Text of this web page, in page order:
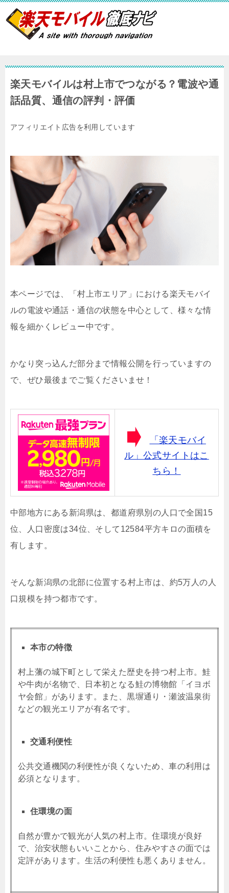
楽天モバイルは村上市でつながる？電波や通
話品質、通信の評判・評価
アフィリエイト広告を利用しています
本ページでは、「村上市エリア」における楽天モバイ
ルの電波や通話・通信の状態を中心として、様々な情
報を細かくレビュー中です。
かなり突っ込んだ部分まで情報公開を行っていますの
で、ぜひ最後までご覧くださいませ！
「楽天モバイ
ル」公式サイトはこ
ちら！
中部地方にある新潟県は、都道府県別の人口で全国15
位、人口密度は34位、そして12584平方キロの面積を
有します。
そんな新潟県の北部に位置する村上市は、約5万人の人
口規模を持つ都市です。
本市の特徴
村上藩の城下町として栄えた歴史を持つ村上市。鮭
や牛肉が名物で、日本初となる鮭の博物館「イヨボ
ヤ会館」があります。また、黒塀通り・瀬波温泉街
などの観光エリアが有名です。
交通利便性
公共交通機関の利便性が良くないため、車の利用は
必須となります。
住環境の面
自然が豊かで観光が人気の村上市。住環境が良好
で、治安状態もいいことから、住みやすさの面では
定評があります。生活の利便性も悪くありません。